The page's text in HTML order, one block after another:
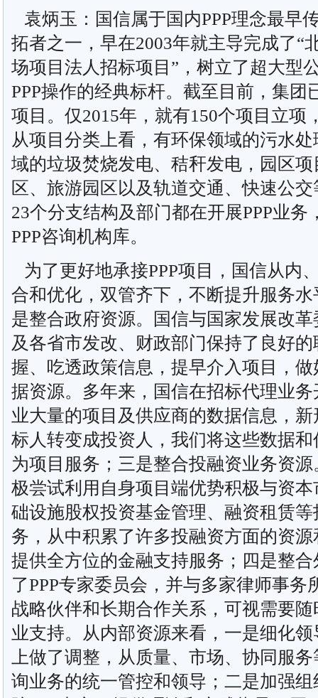
袁炳玉：国信属于国内PPP理念最早
拓者之一，早在2003年就主导完成了“
场项目法人招标项目”，树立了超大型
PPP操作的经典标杆。截至目前，集团
项目。仅2015年，就有150个项目立项
从项目分类上看，有环保领域的污水
域的垃圾焚烧发电、秸秆发电，园区
区、旅游园区以及轨道交通、快速公
23个分支结构及部门都在开展PPP业
PPP咨询机构库。
为了更好地承接PPP项目，国信从内
合和优化，双管齐下，不断提升服务
是整合政府资源。国信与国家发展改
及各省市发改、财政部门保持了良好
握、吃透政策信息，提早介入项目，
据资源。多年来，国信在招标代理业
业大量的项目及供应商的数据信息，
标人转变成投资人，我们将这些数据
为项目服务；三是整合投融资业务资
极尝试利用自身项目端优势积极与资
础设施股权投资基金管理、融资租赁
务，从中积累了许多投融资方面的资源
提供全方位的金融支持服务；四是整
了PPP专家委员会，并与多家律师事
战略伙伴和长期合作关系，可视需要
业支持。从内部资源来看，一是细化
上做了调整，从质量、市场、协同服
询业务的统一管控和领导；二是加强